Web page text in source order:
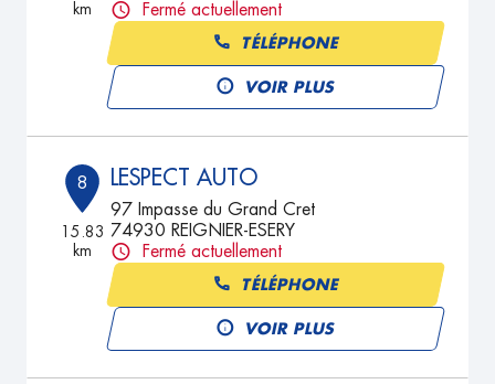
km
Fermé actuellement
TÉLÉPHONE
VOIR PLUS
8
15.83
km
LESPECT AUTO
97 Impasse du Grand Cret
74930 REIGNIER-ESERY
Fermé actuellement
TÉLÉPHONE
VOIR PLUS